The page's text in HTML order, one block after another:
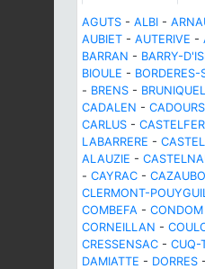
AGUTS - ALBI -
AUBIET - AUTERIVE -
BARRAN - BARRY-
BIOULE - BORDERES-
- BRENS - BRUNIQUEL
CADALEN - CADOURS
CARLUS -
LABARRERE -
ALAUZIE -
- CAYRAC -
CLERMONT-
COMBEFA - CONDOM
CORNEILLAN -
CRESSENSAC - CUQ-
DAMIATTE - DORRES -